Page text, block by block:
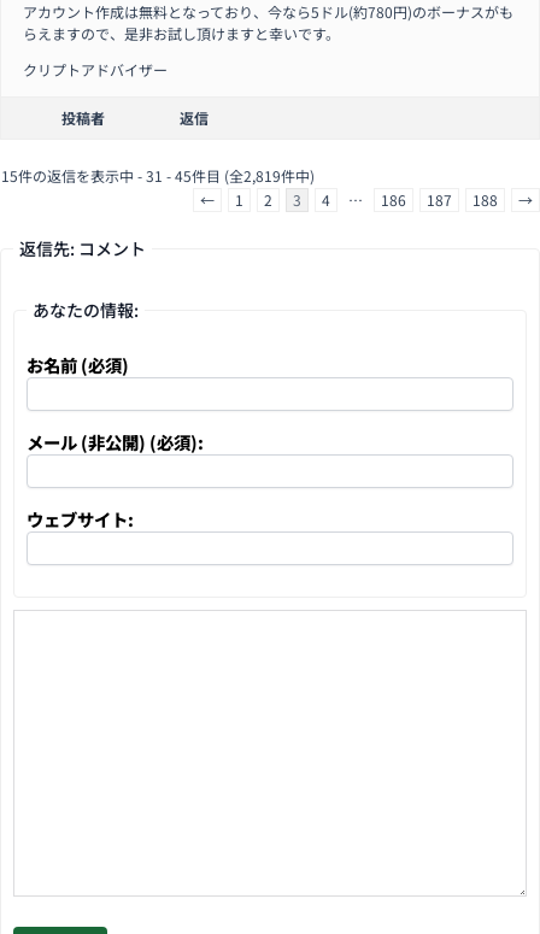
アカウント作成は無料となっており、今なら5ドル(約780円)のボーナスがも
らえますので、是非お試し頂けますと幸いです。
クリプトアドバイザー
投稿者 返信
15件の返信を表示中 - 31 - 45件目 (全2,819件中)
←
1 2 3 4 … 186 187 188 →
返信先: コメント
あなたの情報:
お名前 (必須)
メール (非公開) (必須):
ウェブサイト: